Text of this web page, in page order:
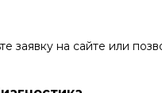
заявку на сайте или